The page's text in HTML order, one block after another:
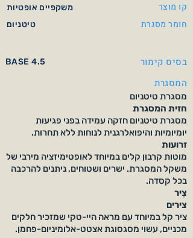
משקפיים אופטיות קו מוצר
טיטניום חומר מסגרת
בסיס קימור BASE 4.5
המסגרת
מסגרת טיטניום
חזית המסגרת
מסגרת טיטניום חזקה עמידה בפני פגיעות
יומיומיות והיפואלרגנית לנוחות ללא תחרות.
זרועות
מוטות קרבון קלים במיוחד לאופטימיזציה מירבי של
משקל המסגרת. ישרים ושטוחים, ניתנים להרכבה
בכל קסדה.
צִיר
צירים
ציר קל במיוחד עם מראה היי-טקי שמזכיר חלקים
מכניים, עשוי מסגסוגת אצטט-אלומיניום-פחמן.